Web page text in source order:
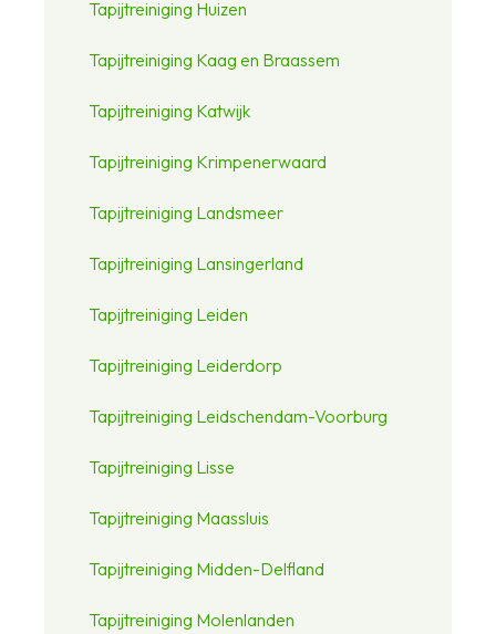
Tapijtreiniging Huizen
Tapijtreiniging Kaag en Braassem
Tapijtreiniging Katwijk
Tapijtreiniging Krimpenerwaard
Tapijtreiniging Landsmeer
Tapijtreiniging Lansingerland
Tapijtreiniging Leiden
Tapijtreiniging Leiderdorp
Tapijtreiniging Leidschendam-Voorburg
Tapijtreiniging Lisse
Tapijtreiniging Maassluis
Tapijtreiniging Midden-Delfland
Tapijtreiniging Molenlanden